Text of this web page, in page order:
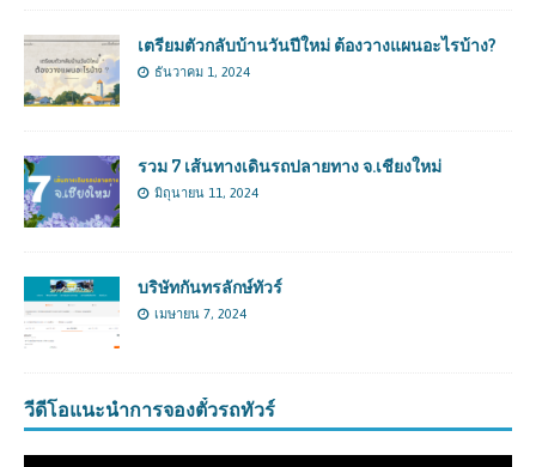
เตรียมตัวกลับบ้านวันปีใหม่ ต้องวางแผนอะไรบ้าง?
ธันวาคม 1, 2024
รวม 7 เส้นทางเดินรถปลายทาง จ.เชียงใหม่
มิถุนายน 11, 2024
บริษัทกันทรลักษ์ทัวร์
เมษายน 7, 2024
วีดีโอแนะนำการจองตั๋วรถทัวร์